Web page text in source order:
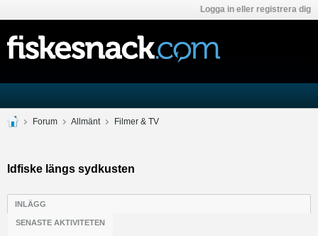
Logga in eller registrera dig
Forum Allmänt Filmer & TV
Idfiske längs sydkusten
INLÄGG
SENASTE AKTIVITETEN